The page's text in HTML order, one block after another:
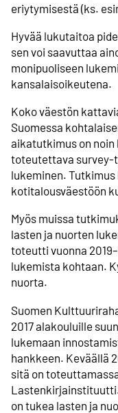
eriytymisestä (ks.
Hyvää lukutaitoa
sen voi saavuttaa
monipuoliseen
kansalaisoikeutena.
Koko väestön
Suomessa
aikatutkimus on noin
toteutettava survey-
lukeminen.
kotitalousväestöön
Myös muissa
lasten ja nuorten
toteutti vuonna
lukemista kohtaan.
nuorta.
Suomen
2017 alakouluille
lukemaan
hankkeen. Keväällä
sitä on
on tukea lasten ja